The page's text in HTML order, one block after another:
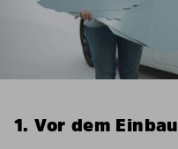
1. Vor dem Einbau